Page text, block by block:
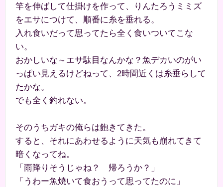
竿を伸ばして仕掛けを作って、りんたろうミミズ
をエサにつけて、順番に糸を垂れる。
入れ食いだって思ってたら全く食いついてこな
い。
おかしいな～エサ駄目なんかな？魚デカいのがい
っぱい見えるけどねって、2時間近くは糸垂らして
たかな。
でも全く釣れない。
そのうちガキの俺らは飽きてきた。
すると、それにあわせるように天気も崩れてきて
暗くなってね。
「雨降りそうじゃね？ 帰ろうか？」
「うわー魚焼いて食おうって思ってたのに」